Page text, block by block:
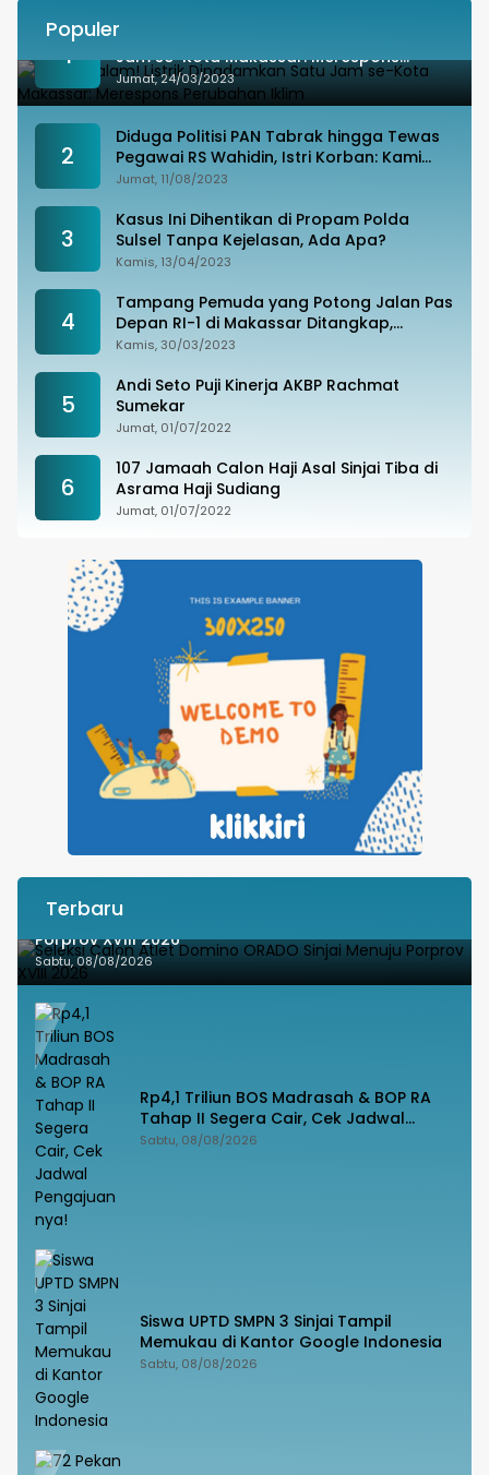
Populer
1
Besok Malam! Listrik Dipadamkan Satu
Jam se-Kota Makassar: Merespons
Perubahan Iklim
Jumat, 24/03/2023
2
Diduga Politisi PAN Tabrak hingga Tewas
Pegawai RS Wahidin, Istri Korban: Kami
Tak Terima
Jumat, 11/08/2023
3
Kasus Ini Dihentikan di Propam Polda
Sulsel Tanpa Kejelasan, Ada Apa?
Kamis, 13/04/2023
4
Tampang Pemuda yang Potong Jalan Pas
Depan RI-1 di Makassar Ditangkap,
Ternyata Joki Balapan Liar
Kamis, 30/03/2023
5
Andi Seto Puji Kinerja AKBP Rachmat
Sumekar
Jumat, 01/07/2022
6
107 Jamaah Calon Haji Asal Sinjai Tiba di
Asrama Haji Sudiang
Jumat, 01/07/2022
Terbaru
Seleksi Calon Atlet Domino ORADO Sinjai Menuju
Porprov XVIII 2026
Sabtu, 08/08/2026
Rp4,1 Triliun BOS Madrasah & BOP RA
Tahap II Segera Cair, Cek Jadwal
Pengajuannya!
Sabtu, 08/08/2026
Siswa UPTD SMPN 3 Sinjai Tampil
Memukau di Kantor Google Indonesia
Sabtu, 08/08/2026